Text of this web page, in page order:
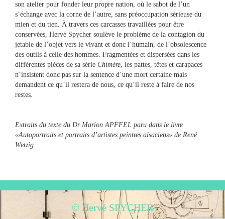
son atelier pour fonder leur propre nation, où le sabot de l’un
s’échange avec la corne de l’autre, sans préoccupation sérieuse du
mien et du tien. À travers ces carcasses travaillées pour être
conservées, Hervé Spycher soulève le problème de la contagion du
jetable de l’objet vers le vivant et donc l’humain, de l’obsolescence
des outils à celle des hommes. Fragmentées et dispersées dans les
différentes pièces de sa série ​ Chimère​, les pattes, têtes et carapaces
n’insistent donc pas sur la sentence d’une mort certaine mais
demandent ce qu’il restera de nous, ce qu’il reste à faire de nos
restes.
Extraits du texte du Dr Marion APFFEL paru dans le livre
«Autoportraits et portraits d’artistes peintres alsaciens» de René
Wetzig
© Hervé SPYCHER